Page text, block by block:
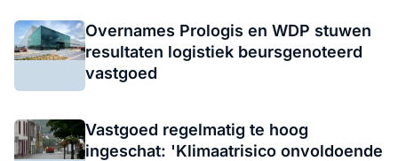
Overnames Prologis en WDP stuwen
resultaten logistiek beursgenoteerd
vastgoed
Vastgoed regelmatig te hoog
ingeschat: 'Klimaatrisico onvoldoende